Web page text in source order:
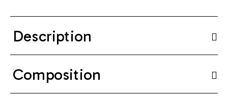
Description
Composition